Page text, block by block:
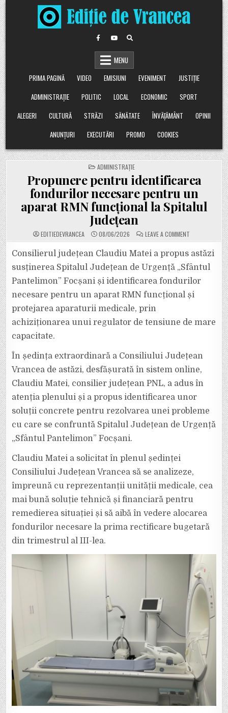
Skip
to
content
MENU
PRIMA PAGINĂ
VIDEO EMISIUNI EVENIMENT
JUSTIȚIE
ADMINISTRAȚIE
POLITIC LOCAL ECONOMIC
SPORT
ALEGERI
CULTURĂ STRĂZI SĂNĂTATE ÎNVĂȚĂMÂNT
OPINII
ANUNȚURI
EXECUTĂRI PROMO COOKIES
POSTED
IN
ADMINISTRAȚIE
Propunere pentru identificarea
fondurilor necesare pentru un
aparat RMN funcțional la Spitalul
Județean
EDITIEDEVRANCEA 08/06/2026 LEAVE A COMMENT
PROPUNERE
IDENTIFICAREA
FONDURILOR
NECESARE
PENTRU
UN
APARAT
FUNCȚIONAL
LA
Consilierul județean Claudiu Matei a propus astăzi
susținerea Spitalul Județean de Urgență „Sfântul
Pantelimon” Focșani și identificarea fondurilor
necesare pentru un aparat RMN funcțional și
protejarea aparaturii medicale, prin
achiziționarea unui regulator de tensiune de mare
capacitate.
În ședința extraordinară a Consiliului Județean
Vrancea de astăzi, desfășurată în sistem online,
Claudiu Matei, consilier județean PNL, a adus în
atenția plenului și a propus identificarea unor
soluții concrete pentru rezolvarea unei probleme
cu care se confruntă Spitalul Județean de Urgență
„Sfântul Pantelimon” Focșani.
Claudiu Matei a solicitat în plenul ședinței
Consiliului Județean Vrancea să se analizeze,
împreună cu reprezentanții unității medicale, cea
mai bună soluție tehnică și financiară pentru
remedierea situației și să aibă în vedere alocarea
fondurilor necesare la prima rectificare bugetară
din trimestrul al III-lea.